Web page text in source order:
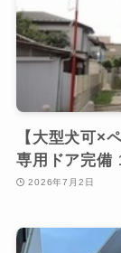
【大型犬可×
専用ドア完備
2026年7月2日